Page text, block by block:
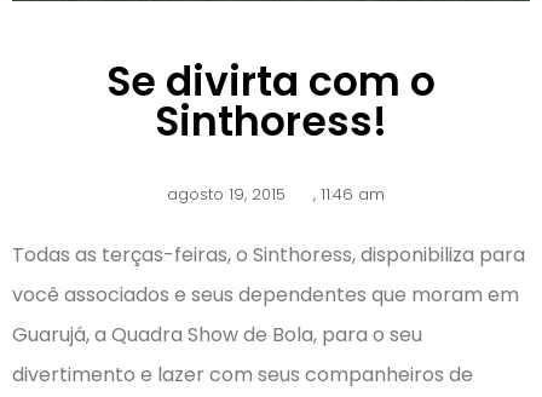
Se divirta com o
Sinthoress!
agosto 19, 2015 , 11:46 am
Todas as terças-feiras, o Sinthoress, disponibiliza para
você associados e seus dependentes que moram em
Guarujá, a Quadra Show de Bola, para o seu
divertimento e lazer com seus companheiros de